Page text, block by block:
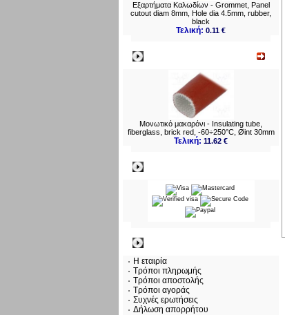
Εξαρτήματα Καλωδίων - Grommet, Panel
cutout diam 8mm, Hole dia 4.5mm, rubber,
black
Τελική: 0.11 €
Μονωτικό μακαρόνι - Insulating tube,
fiberglass, brick red, -60÷250°C, Øint 30mm
Τελική: 11.62 €
Η εταιρία
Τρόποι πληρωμής
Τρόποι αποστολής
Τρόποι αγοράς
Συχνές ερωτήσεις
Δήλωση απορρήτου